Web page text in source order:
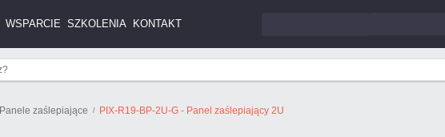
WSPARCIE SZKOLENIA KONTAKT
Panele zaślepiające PIX-R19-BP-2U-G - Panel zaślepiający 2U